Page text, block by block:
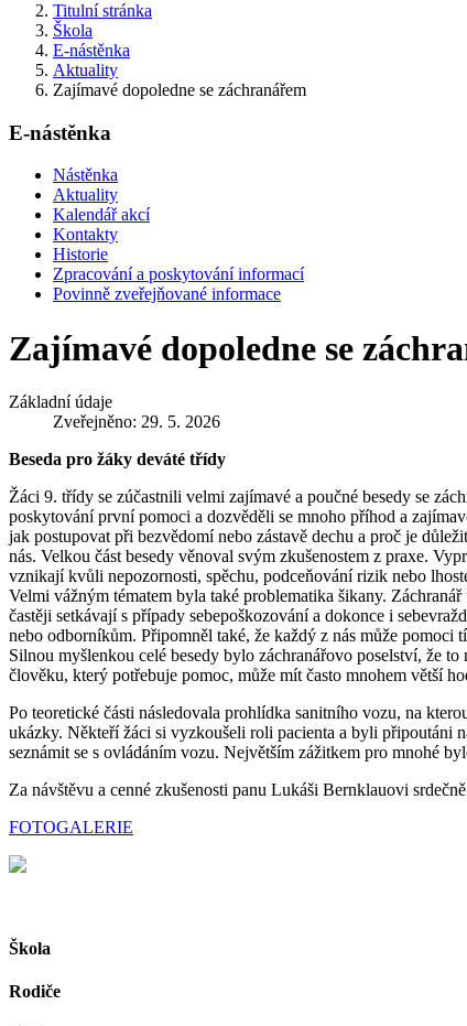
Titulní stránka
Škola
E-nástěnka
Aktuality
Zajímavé dopoledne se záchranářem
E-nástěnka
Nástěnka
Aktuality
Kalendář akcí
Kontakty
Historie
Zpracování a poskytování informací
Povinně zveřejňované informace
Zajímavé dopoledne se
Základní údaje
Zveřejněno: 29. 5. 2026
Beseda pro žáky deváté třídy
Žáci 9. třídy se zúčastnili velmi zajímavé a poučné besedy se
poskytování první pomoci a dozvěděli se mnoho příhod a
jak postupovat při bezvědomí nebo zástavě dechu a proč je
nás. Velkou část besedy věnoval svým zkušenostem z praxe.
vznikají kvůli nepozornosti, spěchu, podceňování rizik nebo
Velmi vážným tématem byla také problematika šikany.
častěji setkávají s případy sebepoškozování a dokonce i
nebo odborníkům. Připomněl také, že každý z nás může
Silnou myšlenkou celé besedy bylo záchranářovo poselství, že
člověku, který potřebuje pomoc, může mít často mnohem větší
Po teoretické části následovala prohlídka sanitního vozu, na
ukázky. Někteří žáci si vyzkoušeli roli pacienta a byli připoutáni
seznámit se s ovládáním vozu. Největším zážitkem pro mnohé
Za návštěvu a cenné zkušenosti panu Lukáši Bernklauovi
FOTOGALERIE
Škola
Rodiče